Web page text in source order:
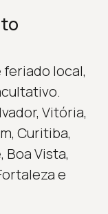
feriado local,
Vitória,
Curitiba,
Boa Vista,
e